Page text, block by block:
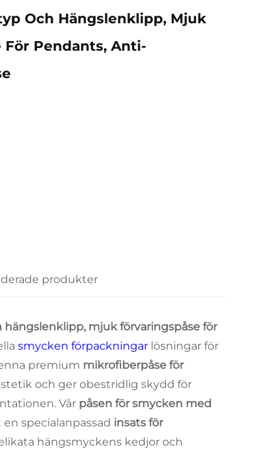
Och Hängslenklipp, Mjuk
För Pendants, Anti-
produkter
mjuk förvaringspåse för
smycken förpackningar lösningar för
premium mikrofiberpåse för
och ger obestridlig skydd för
Vår påsen för smycken med
specialanpassad insats för
hängsmyckens kedjor och